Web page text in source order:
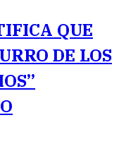
QUE
DE LOS